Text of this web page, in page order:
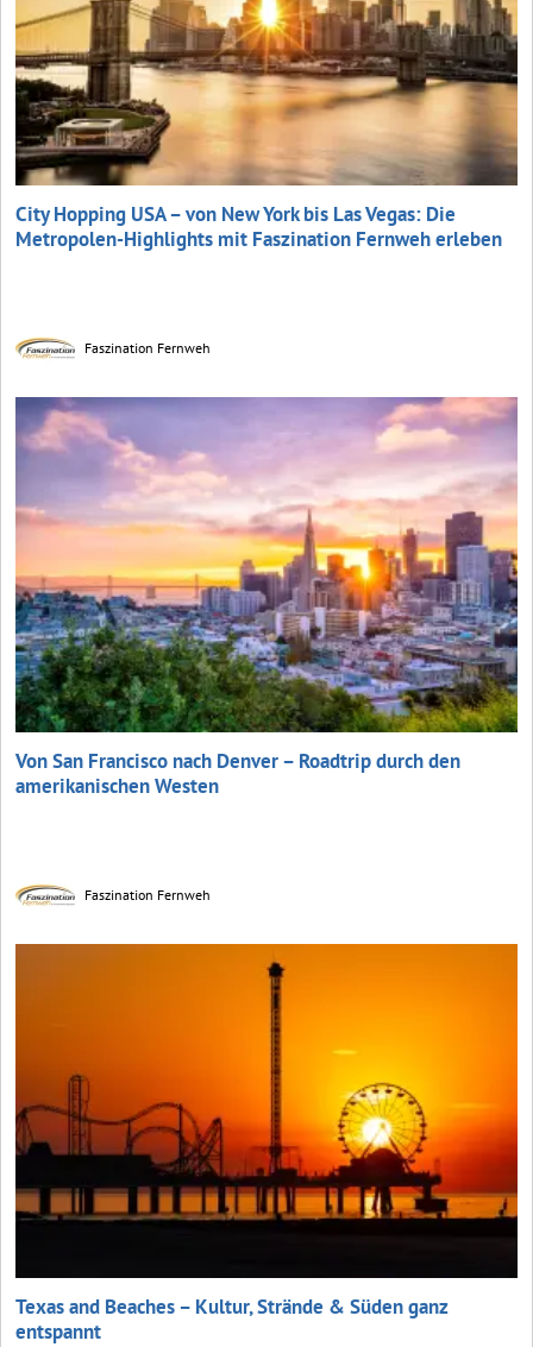
City Hopping USA – von New York bis Las Vegas: Die
Metropolen-Highlights mit Faszination Fernweh erleben
Faszination Fernweh
Von San Francisco nach Denver – Roadtrip durch den
amerikanischen Westen
Faszination Fernweh
Texas and Beaches – Kultur, Strände & Süden ganz
entspannt